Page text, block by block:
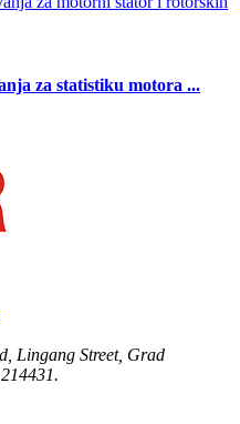
za statistiku motora ...
Lingang Street, Grad